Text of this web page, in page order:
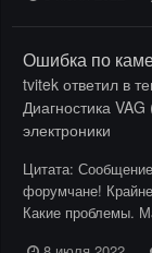
Ошибка по
tvitek ответил в
Диагностика
электроники
Цитата:
форумчане!
Какие проблемы.